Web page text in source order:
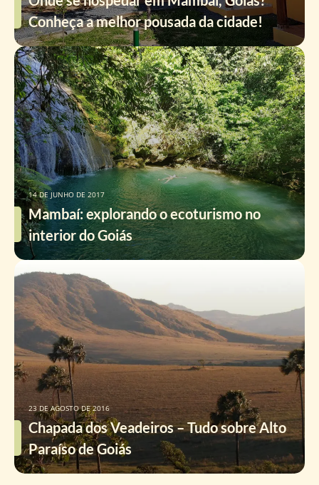
Conheça a melhor pousada da cidade!
Mambaí: explorando o ecoturismo no
interior do Goiás
14 DE JUNHO DE 2017
Chapada dos Veadeiros – Tudo sobre Alto
Paraíso de Goiás
23 DE AGOSTO DE 2016